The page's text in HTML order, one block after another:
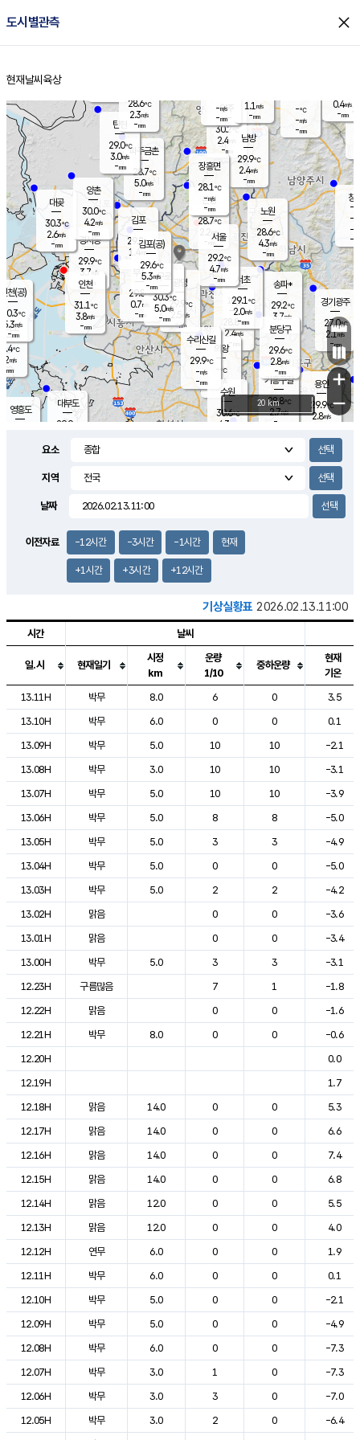
도시별관측 close
홈
현재날씨 육상
의도
℃
m/s
mm
영흥도
양주
30.2℃
2.4
-mm
과천
28.8℃
2.4m/s
- mm
용인
29.9℃
2.8m/s
경기광주
27.0℃
2.1m/s
-mm
3.2m/s
대부도
29.9
경서동
29.9℃
3.7 m/s
-mm
파주금촌
28.7℃
5.0m/s
-mm
-℃
-m/s
-mm
대곶
30.3℃
2.6m/s
-mm
창
-
-m/
-
탄현
29.0℃
3.0m/s
-mm
0.4m/s
-mm
의왕
- ℃
m/s
mm
김포
29.8℃
1.4 m/s
mm
광명
29.9 ℃
2.5 m/s
-mm
부천
29.8℃
0.7m/s
-mm
양촌
30.0℃
4.2m/s
-mm
구로
30.3℃
5.0m/s
-mm
은평
28.7℃
2.2 m/s
- mm
노원
28.6℃
4.3m/s
-mm
송파*
29.2℃
3.7m/s
-mm
서초
29.1℃
2.0m/s
-mm
남방
29.9℃
2.4m/s
-mm
기흥구갈
28.8℃
2.7m/s
-
수리산길
29.9℃
-m/s
-mm
분당구
29.6℃
2.8m/s
-mm
장흥면
28.1℃
-m/s
-mm
-m/s
-mm
인천(공)
30.3℃
5.3m/s
-mm
김포(공)
29.6℃
5.3m/s
-mm
수원
30.6℃
4.3 m/s
인천
31.1℃
3.8m/s
-mm
서울
29.2℃
4.7m/s
-mm
28.6℃
2.3m/s
-mm
1.1 m/s
-mm
+
−
20 km
요소
지역
날짜
이전자료 -12시간 -3시간 -1시간 현재
+1시간 +3시간 +12시간
기상실황표 2026.02.13.11:00
도시별 기상실황표로 지점, 날씨, 기온, 강수, 바람, 기압등을 안내한 표입
시간 날씨
일.시 현재일기
시정
km
운량
1/10
중하운량
현재
기온
13.11H
박무 8.0 6 0
3.5
13.10H
박무 6.0 0 0
0.1
13.09H
박무 5.0 10 10
-2.1
13.08H
박무 3.0 10 10
-3.1
13.07H
박무 5.0 10 10
-3.9
13.06H
박무 5.0 8 8
-5.0
13.05H
박무 5.0 3 3
-4.9
13.04H
박무 5.0 0 0
-5.0
13.03H
박무 5.0 2 2
-4.2
13.02H
맑음 0 0
-3.6
13.01H
맑음 0 0
-3.4
13.00H
박무 5.0 3 3
-3.1
12.23H
구름많음 7 1
-1.8
12.22H
맑음 0 0
-1.6
12.21H
박무 8.0 0 0
-0.6
12.20H
0.0
12.19H
1.7
12.18H
맑음 14.0 0 0
5.3
12.17H
맑음 14.0 0 0
6.6
12.16H
맑음 14.0 0 0
7.4
12.15H
맑음 14.0 0 0
6.8
12.14H
맑음 12.0 0 0
5.5
12.13H
맑음 12.0 0 0
4.0
12.12H
연무 6.0 0 0
1.9
12.11H
박무 6.0 0 0
0.1
12.10H
박무 5.0 0 0
-2.1
12.09H
박무 5.0 0 0
-4.9
12.08H
박무 6.0 0 0
-7.3
12.07H
박무 3.0 1 0
-7.3
12.06H
박무 3.0 3 0
-7.0
12.05H
박무 3.0 2 0
-6.4